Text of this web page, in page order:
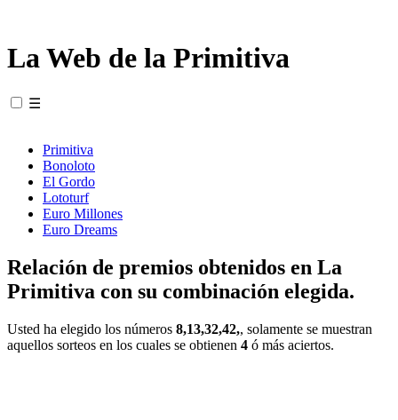
La Web de la Primitiva
☰
Primitiva
Bonoloto
El Gordo
Lototurf
Euro Millones
Euro Dreams
Relación de premios obtenidos en La
Primitiva con su combinación elegida.
Usted ha elegido los números 8,13,32,42,, solamente se muestran
aquellos sorteos en los cuales se obtienen 4 ó más aciertos.